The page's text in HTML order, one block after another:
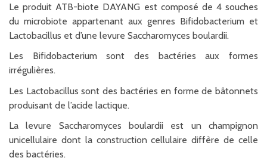
Le produit ATB-biote DAYANG est composé de 4 souches
du microbiote appartenant aux genres Bifidobacterium et
Lactobacillus et d’une levure Saccharomyces boulardii.
Les Bifidobacterium sont des bactéries aux formes
irrégulières.
Les Lactobacillus sont des bactéries en forme de bâtonnets
produisant de l’acide lactique.
La levure Saccharomyces boulardii est un champignon
unicellulaire dont la construction cellulaire diffère de celle
des bactéries.